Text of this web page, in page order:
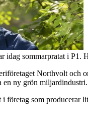
sommarpratat i P1.
Northvolt
en ny grön miljardindustri.
företag som producerar